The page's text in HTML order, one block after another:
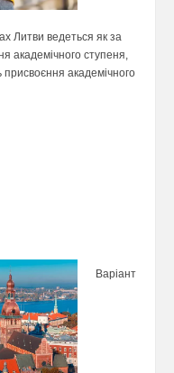
Литви ведеться як за
академічного ступеня,
академічного
Варіант